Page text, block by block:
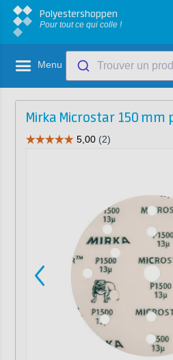
Polyestershoppen
Pour tout ce qui colle !
Menu Trouver un
Mirka Microstar 150 mm